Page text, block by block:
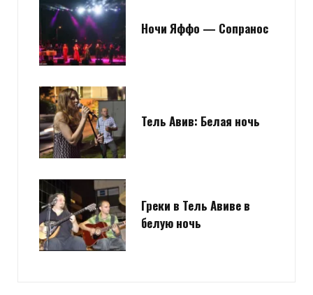
Ночи Яффо — Сопранос
Тель Авив: Белая ночь
Греки в Тель Авиве в
белую ночь